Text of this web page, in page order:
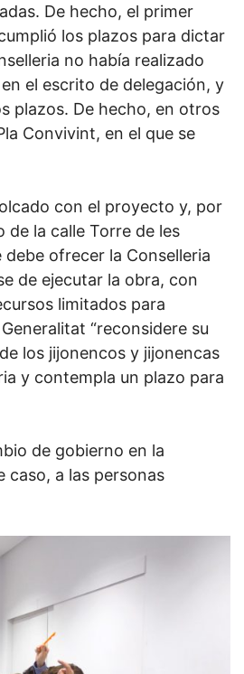
De hecho, el primer
los plazos para dictar
no había realizado
el escrito de delegación, y
plazos. De hecho, en otros
Convivint, en el que se
con el proyecto y, por
la calle Torre de les
debe ofrecer la Conselleria
de ejecutar la obra, con
limitados para
“reconsidere su
los jijonencos y jijonencas
y contempla un plazo para
de gobierno en la
caso, a las personas